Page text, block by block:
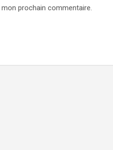
prochain commentaire.